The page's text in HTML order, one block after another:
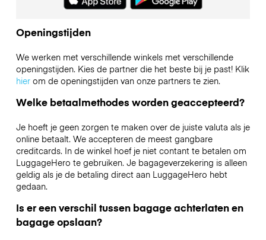
Openingstijden
We werken met verschillende winkels met verschillende
openingstijden. Kies de partner die het beste bij je past! Klik
hierom de openingstijden van onze partners te zien.
Welke betaalmethodes worden geaccepteerd?
Je hoeft je geen zorgen te maken over de juiste valuta als je
online betaalt. We accepteren de meest gangbare
creditcards. In de winkel hoef je niet contant te betalen om
LuggageHero te gebruiken. Je bagageverzekering is alleen
geldig als je de betaling direct aan LuggageHero hebt
gedaan.
Is er een verschil tussen bagage achterlaten en
bagage opslaan?